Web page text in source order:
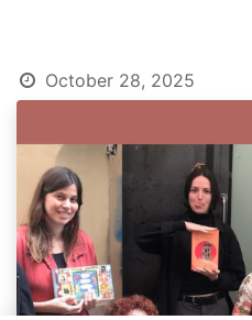
October 28, 2025